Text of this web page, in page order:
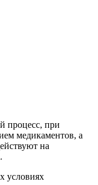
процесс, при
медикаментов, а
на
условиях